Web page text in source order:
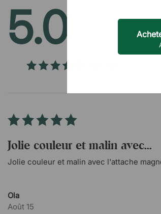
5.0
Jolie couleur et malin avec...
Jolie couleur et malin avec l'attache
Ola
Août 15